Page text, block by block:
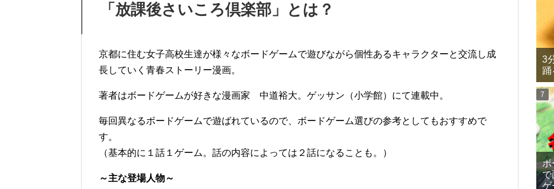
「放課後さいころ倶楽部」とは？
京都に住む女子高校生達が様々なボードゲームで遊びながら個性あるキャラクターと交流し成
長していく青春ストーリー漫画。
著者はボードゲームが好きな漫画家 中道裕大。ゲッサン（小学館）にて連載中。
毎回異なるボードゲームで遊ばれているので、ボードゲーム選びの参考としてもおすすめで
す。
（基本的に１話１ゲーム。話の内容によっては２話になることも。）
～主な登場人物～
3
踊
ボ
で
ゲ